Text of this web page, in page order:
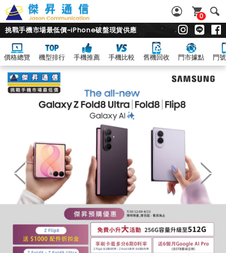
0
挑戰手機市場最低價~iPhone破盤現貨供應
價格總覽 機型排行 手機推薦 手機比較 舊機回收 門市據點 門